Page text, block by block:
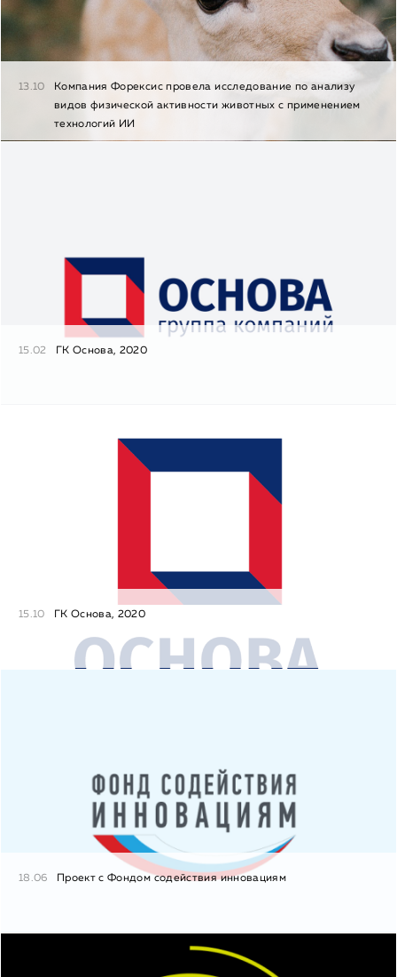
13.10
Компания Форексис провела исследование по анализу
видов физической активности животных с применением
технологий ИИ
15.02 ГК Основа, 2020
15.10 ГК Основа, 2020
18.06 Проект с Фондом содействия инновациям